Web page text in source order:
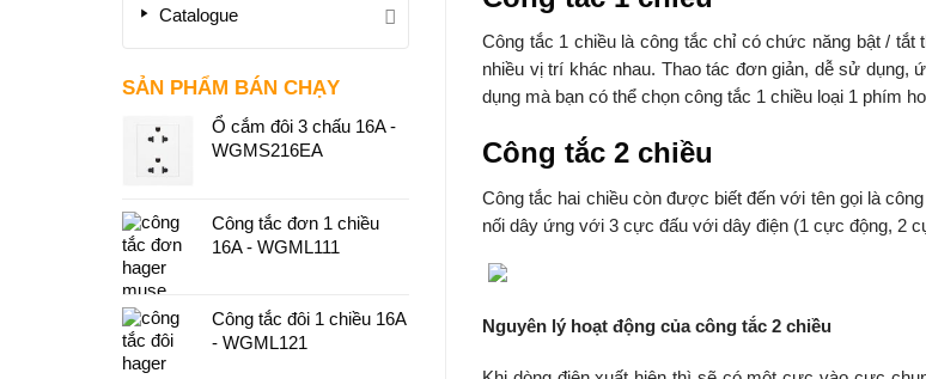
Catalogue
SẢN PHẨM BÁN CHẠY
Ổ cắm đôi 3 chấu 16A -
WGMS216EA
Công tắc đơn 1 chiều
16A - WGML111
Công tắc đôi 1 chiều 16A
- WGML121
Công tắc 1 chiều là công tắc chỉ có chức năng bật /
nhiều vị trí khác nhau. Thao tác đơn giản, dễ sử dụng,
dụng mà bạn có thể chọn công tắc 1 chiều loại 1 phím
Công tắc 2 chiều
Công tắc hai chiều còn được biết đến với tên gọi là
nối dây ứng với 3 cực đấu với dây điện (1 cực động, 2
Nguyên lý hoạt động của công tắc 2 chiều